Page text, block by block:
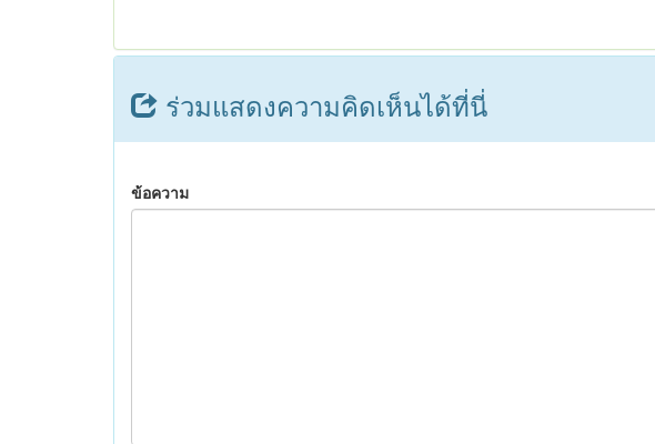
ร่วมแสดงความคิดเห็นได้ที่นี่
ข้อความ